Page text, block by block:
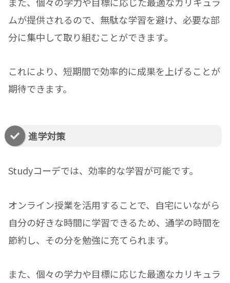
ムが提供されるので、無駄な学習を避け、必要な部
分に集中して取り組むことができます。
これにより、短期間で効率的に成果を上げることが
期待できます。
進学対策
Studyコーデでは、効率的な学習が可能です。
オンライン授業を活用することで、自宅にいながら
自分の好きな時間に学習できるため、通学の時間を
節約し、その分を勉強に充てられます。
また、個々の学力や目標に応じた最適なカリキュラ